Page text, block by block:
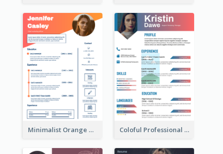
Minimalist Orange Timeline Modern Resume Coloful Professional Distinguished Resume